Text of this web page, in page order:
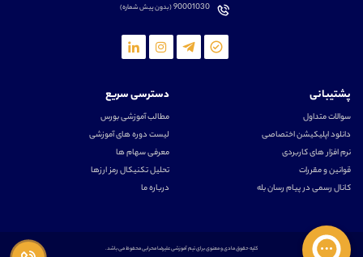
90001030(بدون پیش شماره)
پشتیبانی
سوالات متداول
دانلود اپلیکیشن اختصاصی
نرم افزار های کاربردی
قوانین و مقررات
کانال رسمی در پیام رسان بله
دسترسی سریع
مطالب آموزشی بورس
لیست دوره های آموزشی
معرفی سهام ها
تحلیل تکنیکال رمز ارزها
درباره ما
کلیه حقوق مادی و معنوی برای تیم آموزشی علیرضا محرابی محفوظ می باشد.